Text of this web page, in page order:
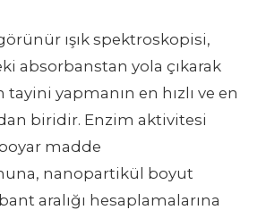
ışık spektroskopisi,
absorbanstan yola çıkarak
yapmanın en hızlı ve en
biridir. Enzim aktivitesi
madde
nanopartikül boyut
aralığı hesaplamalarına